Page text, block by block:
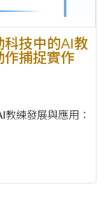
技中的AI教
作捕捉實作
練發展與應用：